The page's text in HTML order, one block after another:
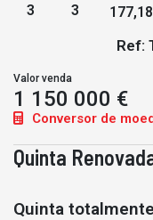
3 3
Ref:
Valor venda
1 150 000 €
Conversor de
Quinta
Quinta